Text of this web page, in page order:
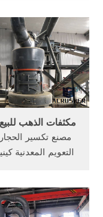
share it all with
and the world
on YouTube.
مكثفات الذهب
مصنع تكسير
التعويم المعدنية
هذا المنجم في